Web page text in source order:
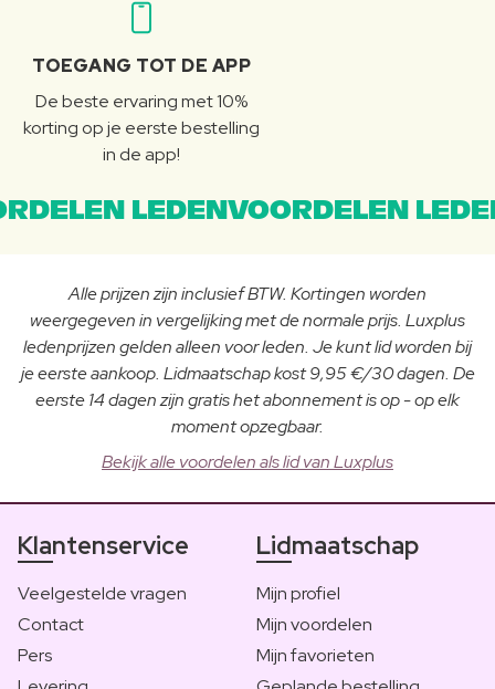
TOEGANG TOT DE APP
De beste ervaring met 10%
korting op je eerste bestelling
in de app!
LEDENVOORDELEN
Alle prijzen zijn inclusief BTW. Kortingen worden
weergegeven in vergelijking met de normale prijs. Luxplus
ledenprijzen gelden alleen voor leden. Je kunt lid worden bij
je eerste aankoop. Lidmaatschap kost 9,95 €/30 dagen. De
eerste 14 dagen zijn gratis het abonnement is op - op elk
moment opzegbaar.
Bekijk alle voordelen als lid van Luxplus
Klantenservice
Veelgestelde vragen
Contact
Pers
Lidmaatschap
Mijn profiel
Mijn voordelen
Mijn favorieten